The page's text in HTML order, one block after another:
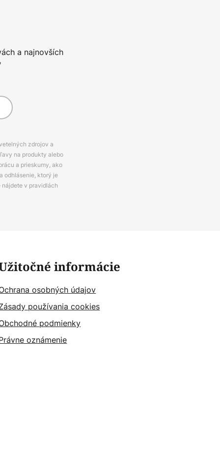
a najnovších
zdrojov a
na produkty alebo
a prieskumy, ako
odhlásenie, ktorý je
nájdete v pravidlách
informácie
osobných údajov
používania cookies
podmienky
oznámenie